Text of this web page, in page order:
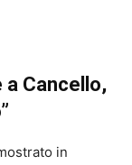
a Cancello,
in